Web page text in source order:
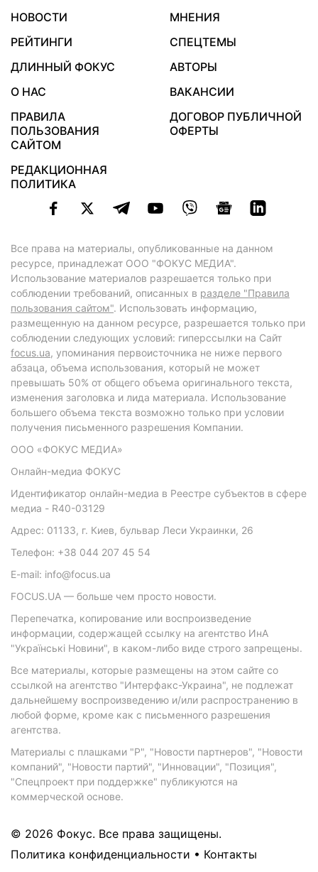
НОВОСТИ
МНЕНИЯ
РЕЙТИНГИ
СПЕЦТЕМЫ
ДЛИННЫЙ ФОКУС
АВТОРЫ
О НАС
ВАКАНСИИ
ПРАВИЛА
ПОЛЬЗОВАНИЯ
САЙТОМ
ДОГОВОР ПУБЛИЧНОЙ
ОФЕРТЫ
РЕДАКЦИОННАЯ
ПОЛИТИКА
Все права на материалы, опубликованные на данном
ресурсе, принадлежат ООО "ФОКУС МЕДИА".
Использование материалов разрешается только при
соблюдении требований, описанных в разделе "Правила
пользования сайтом". Использовать информацию,
размещенную на данном ресурсе, разрешается только при
соблюдении следующих условий: гиперссылки на Сайт
focus.ua, упоминания первоисточника не ниже первого
абзаца, объема использования, который не может
превышать 50% от общего объема оригинального текста,
изменения заголовка и лида материала. Использование
большего объема текста возможно только при условии
получения письменного разрешения Компании.
ООО «ФОКУС МЕДИА»
Онлайн-медиа ФОКУС
Идентификатор онлайн-медиа в Реестре субъектов в сфере
медиа - R40-03129
Адрес: 01133, г. Киев, бульвар Леси Украинки, 26
Телефон: +38 044 207 45 54
E-mail: info@focus.ua
FOCUS.UA — больше чем просто новости.
Перепечатка, копирование или воспроизведение
информации, содержащей ссылку на агентство ИнА
"Українські Новини", в каком-либо виде строго запрещены.
Все материалы, которые размещены на этом сайте со
ссылкой на агентство "Интерфакс-Украина", не подлежат
дальнейшему воспроизведению и/или распространению в
любой форме, кроме как с письменного разрешения
агентства.
Материалы с плашками "Р", "Новости партнеров", "Новости
компаний", "Новости партий", "Инновации", "Позиция",
"Спецпроект при поддержке" публикуются на
коммерческой основе.
© 2026 Фокус. Все права защищены.
Политика конфиденциальности • Контакты